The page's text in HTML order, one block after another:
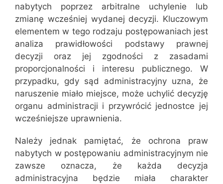
nabytych poprzez arbitralne uchylenie lub
zmianę wcześniej wydanej decyzji. Kluczowym
elementem w tego rodzaju postępowaniach jest
analiza prawidłowości podstawy prawnej
decyzji oraz jej zgodności z zasadami
proporcjonalności i interesu publicznego. W
przypadku, gdy sąd administracyjny uzna, że
naruszenie miało miejsce, może uchylić decyzję
organu administracji i przywrócić jednostce jej
wcześniejsze uprawnienia.
Należy jednak pamiętać, że ochrona praw
nabytych w postępowaniu administracyjnym nie
zawsze oznacza, że każda decyzja
administracyjna będzie miała charakter